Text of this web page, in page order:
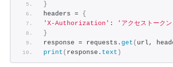
}
headers = {
'X-Authorization' : 'アクセストーク
}
response = requests. get ( url,
print ( response. text )